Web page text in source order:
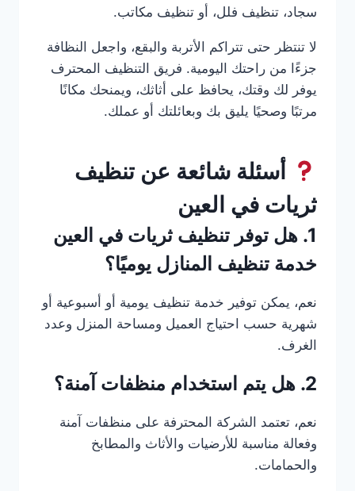
سجاد، تنظيف فلل، أو تنظيف مكاتب.
لا تنتظر حتى تتراكم الأتربة والبقع، واجعل النظافة
جزءًا من راحتك اليومية. فريق التنظيف المحترف
يوفر لك وقتك، يحافظ على أثاثك، ويمنحك مكانًا
مرتبًا وصحيًا يليق بك وبعائلتك أو عملك.
أسئلة شائعة عن تنظيف
ثريات في العين
1. هل توفر تنظيف ثريات في العين
خدمة تنظيف المنازل يوميًا؟
نعم، يمكن توفير خدمة تنظيف يومية أو أسبوعية أو
شهرية حسب احتياج العميل ومساحة المنزل وعدد
الغرف.
2. هل يتم استخدام منظفات آمنة؟
نعم، تعتمد الشركة المحترفة على منظفات آمنة
وفعالة مناسبة للأرضيات والأثاث والمطابخ
والحمامات.